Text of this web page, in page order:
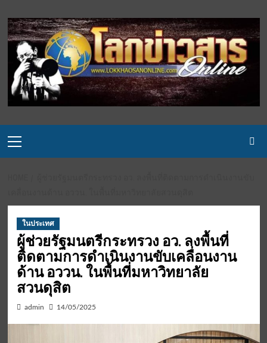
to
content
Menu
ในประเทศ
ผู้ช่วยรัฐมนตรีกระทรวง อว. ลงพื้นที่
ติดตามการดำเนินงานขับเคลื่อนงาน
ด้าน อววน. ในพื้นที่มหาวิทยาลัย
สวนดุสิต
admin 14/05/2025